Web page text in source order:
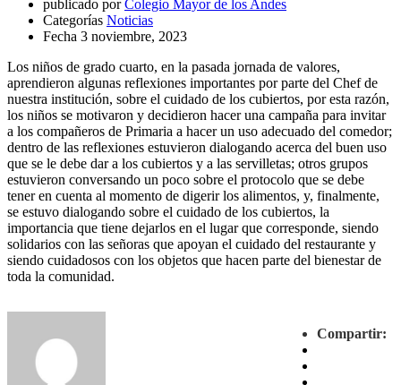
publicado por Colegio Mayor de los Andes
Categorías Noticias
Fecha 3 noviembre, 2023
Los niños de grado cuarto, en la pasada jornada de valores,
aprendieron algunas reflexiones importantes por parte del Chef de
nuestra institución, sobre el cuidado de los cubiertos, por esta razón,
los niños se motivaron y decidieron hacer una campaña para invitar
a los compañeros de Primaria a hacer un uso adecuado del comedor;
dentro de las reflexiones estuvieron dialogando acerca del buen uso
que se le debe dar a los cubiertos y a las servilletas; otros grupos
estuvieron conversando un poco sobre el protocolo que se debe
tener en cuenta al momento de digerir los alimentos, y, finalmente,
se estuvo dialogando sobre el cuidado de los cubiertos, la
importancia que tiene dejarlos en el lugar que corresponde, siendo
solidarios con las señoras que apoyan el cuidado del restaurante y
siendo cuidadosos con los objetos que hacen parte del bienestar de
toda la comunidad.
Compartir: